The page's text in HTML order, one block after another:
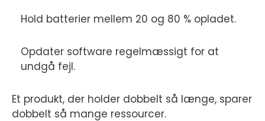
Hold batterier mellem 20 og 80 % opladet.
Opdater software regelmæssigt for at
undgå fejl.
Et produkt, der holder dobbelt så længe, sparer
dobbelt så mange ressourcer.